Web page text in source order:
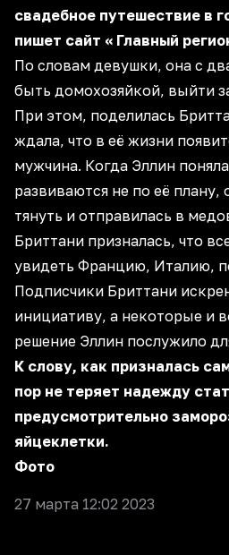
свадебное путешествие в
пишет сайт « Главный
По словам девушки, она с
быть домохозяйкой, выйти
При этом, поделилась
ждала, что в её жизни
мужчина. Когда Эллин
развиваются не по её плану,
тянуть и отправилась в
Бриттани призналась, что
увидеть Францию, Италию,
Подписчики Бриттани
инициативу, а некоторые и
решение Эллин послужило
К слову, как призналась
пор не теряет надежду
предусмотрительно
яйцеклетки.
Фото
27 марта 12:02 2023